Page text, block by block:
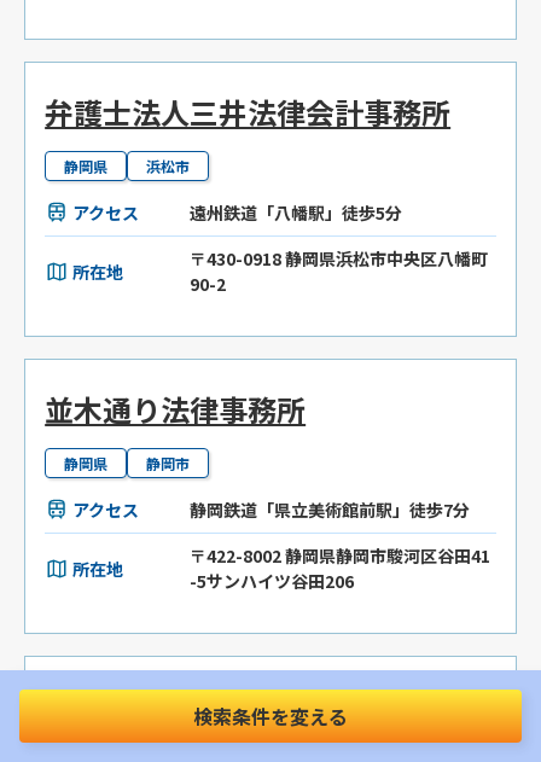
弁護士法人三井法律会計事務所
静岡県 浜松市
アクセス 遠州鉄道「八幡駅」徒歩5分
所在地
〒430-0918 静岡県浜松市中央区八幡町
90-2
並木通り法律事務所
静岡県 静岡市
アクセス 静岡鉄道「県立美術館前駅」徒歩7分
所在地
〒422-8002 静岡県静岡市駿河区谷田41
-5サンハイツ谷田206
上島法律事務所検索条件を変える